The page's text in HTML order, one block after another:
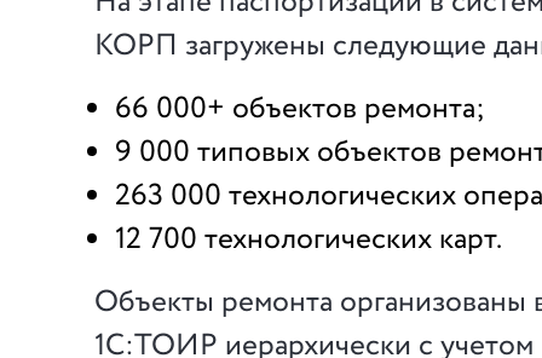
КОРП загружены следующие
66 000+ объектов ремонта;
9 000 типовых объектов
263 000 технологических
12 700 технологических карт.
Объекты ремонта организованы
1С:ТОИР иерархически с учетом